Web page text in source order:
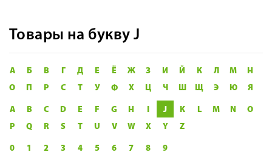
Товары на букву J
А Б В Г Д Е Ё Ж З И Й К Л М
Н
О
П Р С Т У Ф Х Ц Ч Ш Щ Э Ю Я
A B C D E F G H I J K L M N
O
P
Q R S T U V W X Y Z
0 1 2 3 4 5 6 7 8 9